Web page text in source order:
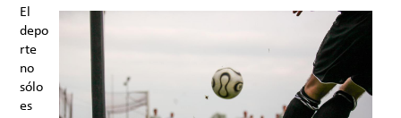
El
depo
rte
no
sólo
es